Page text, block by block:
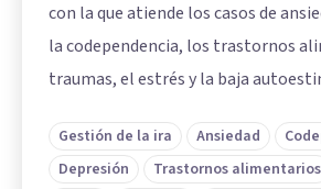
con la que atiende los casos de
la codependencia, los trastornos
traumas, el estrés y la baja
Gestión de la ira Ansiedad
Depresión
Trastornos alimentarios